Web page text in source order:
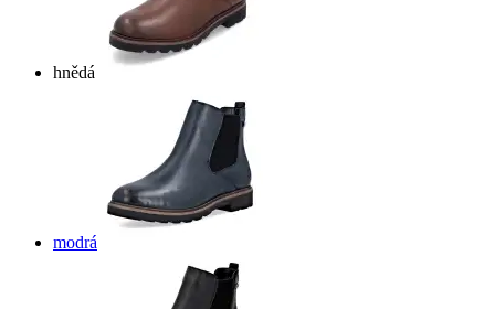
hnědá
modrá